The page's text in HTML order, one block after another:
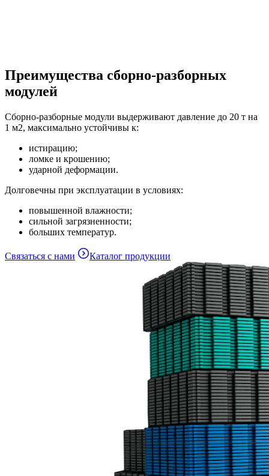
Преимущества сборно-разборных
модулей
Сборно-разборные модули выдерживают давление до 20 т на
1 м2, максимально устойчивы к:
истирацию;
ломке и крошению;
ударной деформации.
Долговечны при эксплуатации в условиях:
повышенной влажности;
сильной загрязненности;
больших температур.
Связаться с нами Каталог продукции